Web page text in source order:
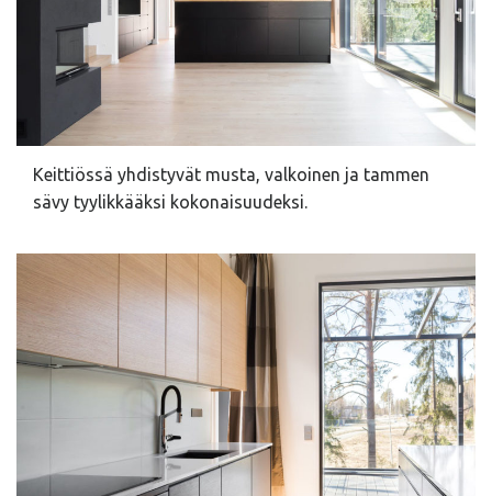
Keittiössä yhdistyvät musta, valkoinen ja tammen
sävy tyylikkääksi kokonaisuudeksi.